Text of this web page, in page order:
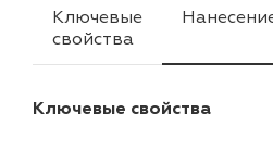
Ключевые
свойства
Ключевые свойства